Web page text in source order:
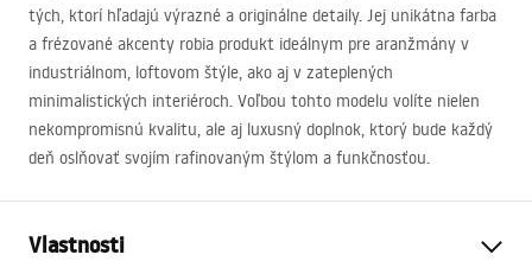
tých, ktorí hľadajú výrazné a originálne detaily. Jej unikátna farba
a frézované akcenty robia produkt ideálnym pre aranžmány v
industriálnom, loftovom štýle, ako aj v zateplených
minimalistických interiéroch. Voľbou tohto modelu volíte nielen
nekompromisnú kvalitu, ale aj luxusný doplnok, ktorý bude každý
deň oslňovať svojím rafinovaným štýlom a funkčnosťou.
Vlastnosti